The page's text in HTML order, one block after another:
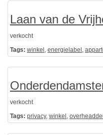
Laan van de
verkocht
Tags: winkel , energielabel ,
verkocht
Tags: privacy, winkel ,